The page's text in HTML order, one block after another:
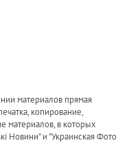
материалов прямая
копирование,
материалов, в которых
Новини" и "Украинская Фото